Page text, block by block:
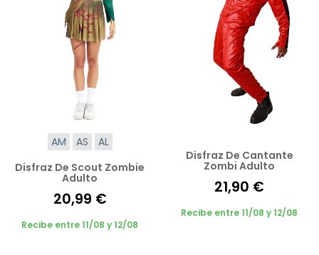
AM AS
AL
Disfraz De Scout Zombie
Adulto
20,99 €
Recibe entre 11/08 y 12/08
Disfraz De Cantante
Zombi Adulto
21,90 €
Recibe entre 11/08 y 12/08